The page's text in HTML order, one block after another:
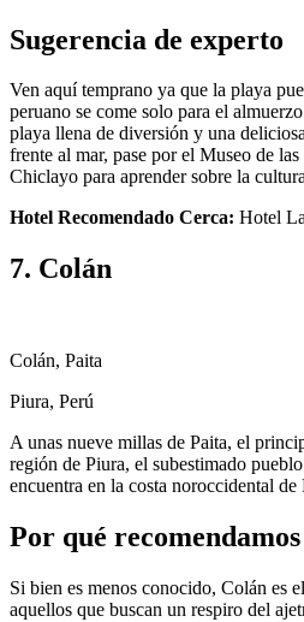
Sugerencia de experto
Ven aquí temprano ya que la playa
peruano se come solo para el
playa llena de diversión y una
frente al mar, pase por el Museo de
Chiclayo para aprender sobre la
Hotel Recomendado Cerca: Hotel
7. Colán
Colán, Paita
Piura, Perú
A unas nueve millas de Paita, el
región de Piura, el subestimado
encuentra en la costa noroccidental de
Por qué
Si bien es menos conocido, Colán es
aquellos que buscan un respiro del